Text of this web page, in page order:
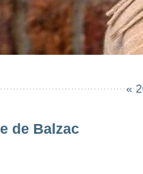
«
de Balzac